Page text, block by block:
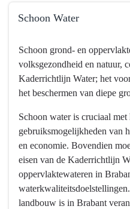
Schoon Water
naar
navigatie
Programma
Water
bodem
willen
Schoon grond- en
volksgezondheid en natuur,
Kaderrichtlijn Water; het
het beschermen van diepe
Schoon water is cruciaal
gebruiksmogelijkheden van
en economie. Bovendien
eisen van de Kaderrichtlijn
oppervlaktewateren in
landbouw is in Brabant